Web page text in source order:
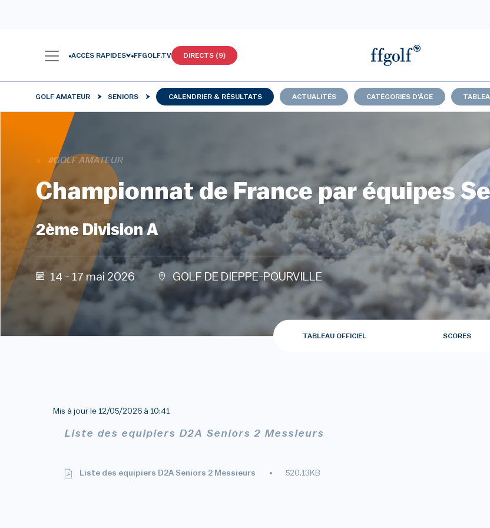
ACCÈS RAPIDES FFGOLF.TV DIRECTS (9)
GOLF AMATEUR SENIORS CALENDRIER & RÉSULTATS ACTUALITÉS CATÉGORIES D'ÂGE
#GOLF AMATEUR
Championnat de France par équipes
2ème Division A
14 - 17 mai 2026 GOLF DE DIEPPE-POURVILLE
TABLEAU OFFICIEL SCORES
Mis à jour le 12/05/2026 à 10:41
Liste des equipiers D2A Seniors 2 Messieurs
Liste des equipiers D2A Seniors 2 Messieurs 520.13KB